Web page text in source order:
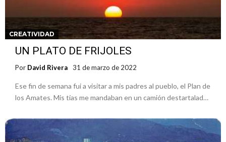
CREATIVIDAD
UN PLATO DE FRIJOLES
Por David Rivera 31 de marzo de 2022
Ese fin de semana fui a visitar a mis padres al pueblo, el Plan de
los Amates. Mis tías me mandaban en un camión destartalad…